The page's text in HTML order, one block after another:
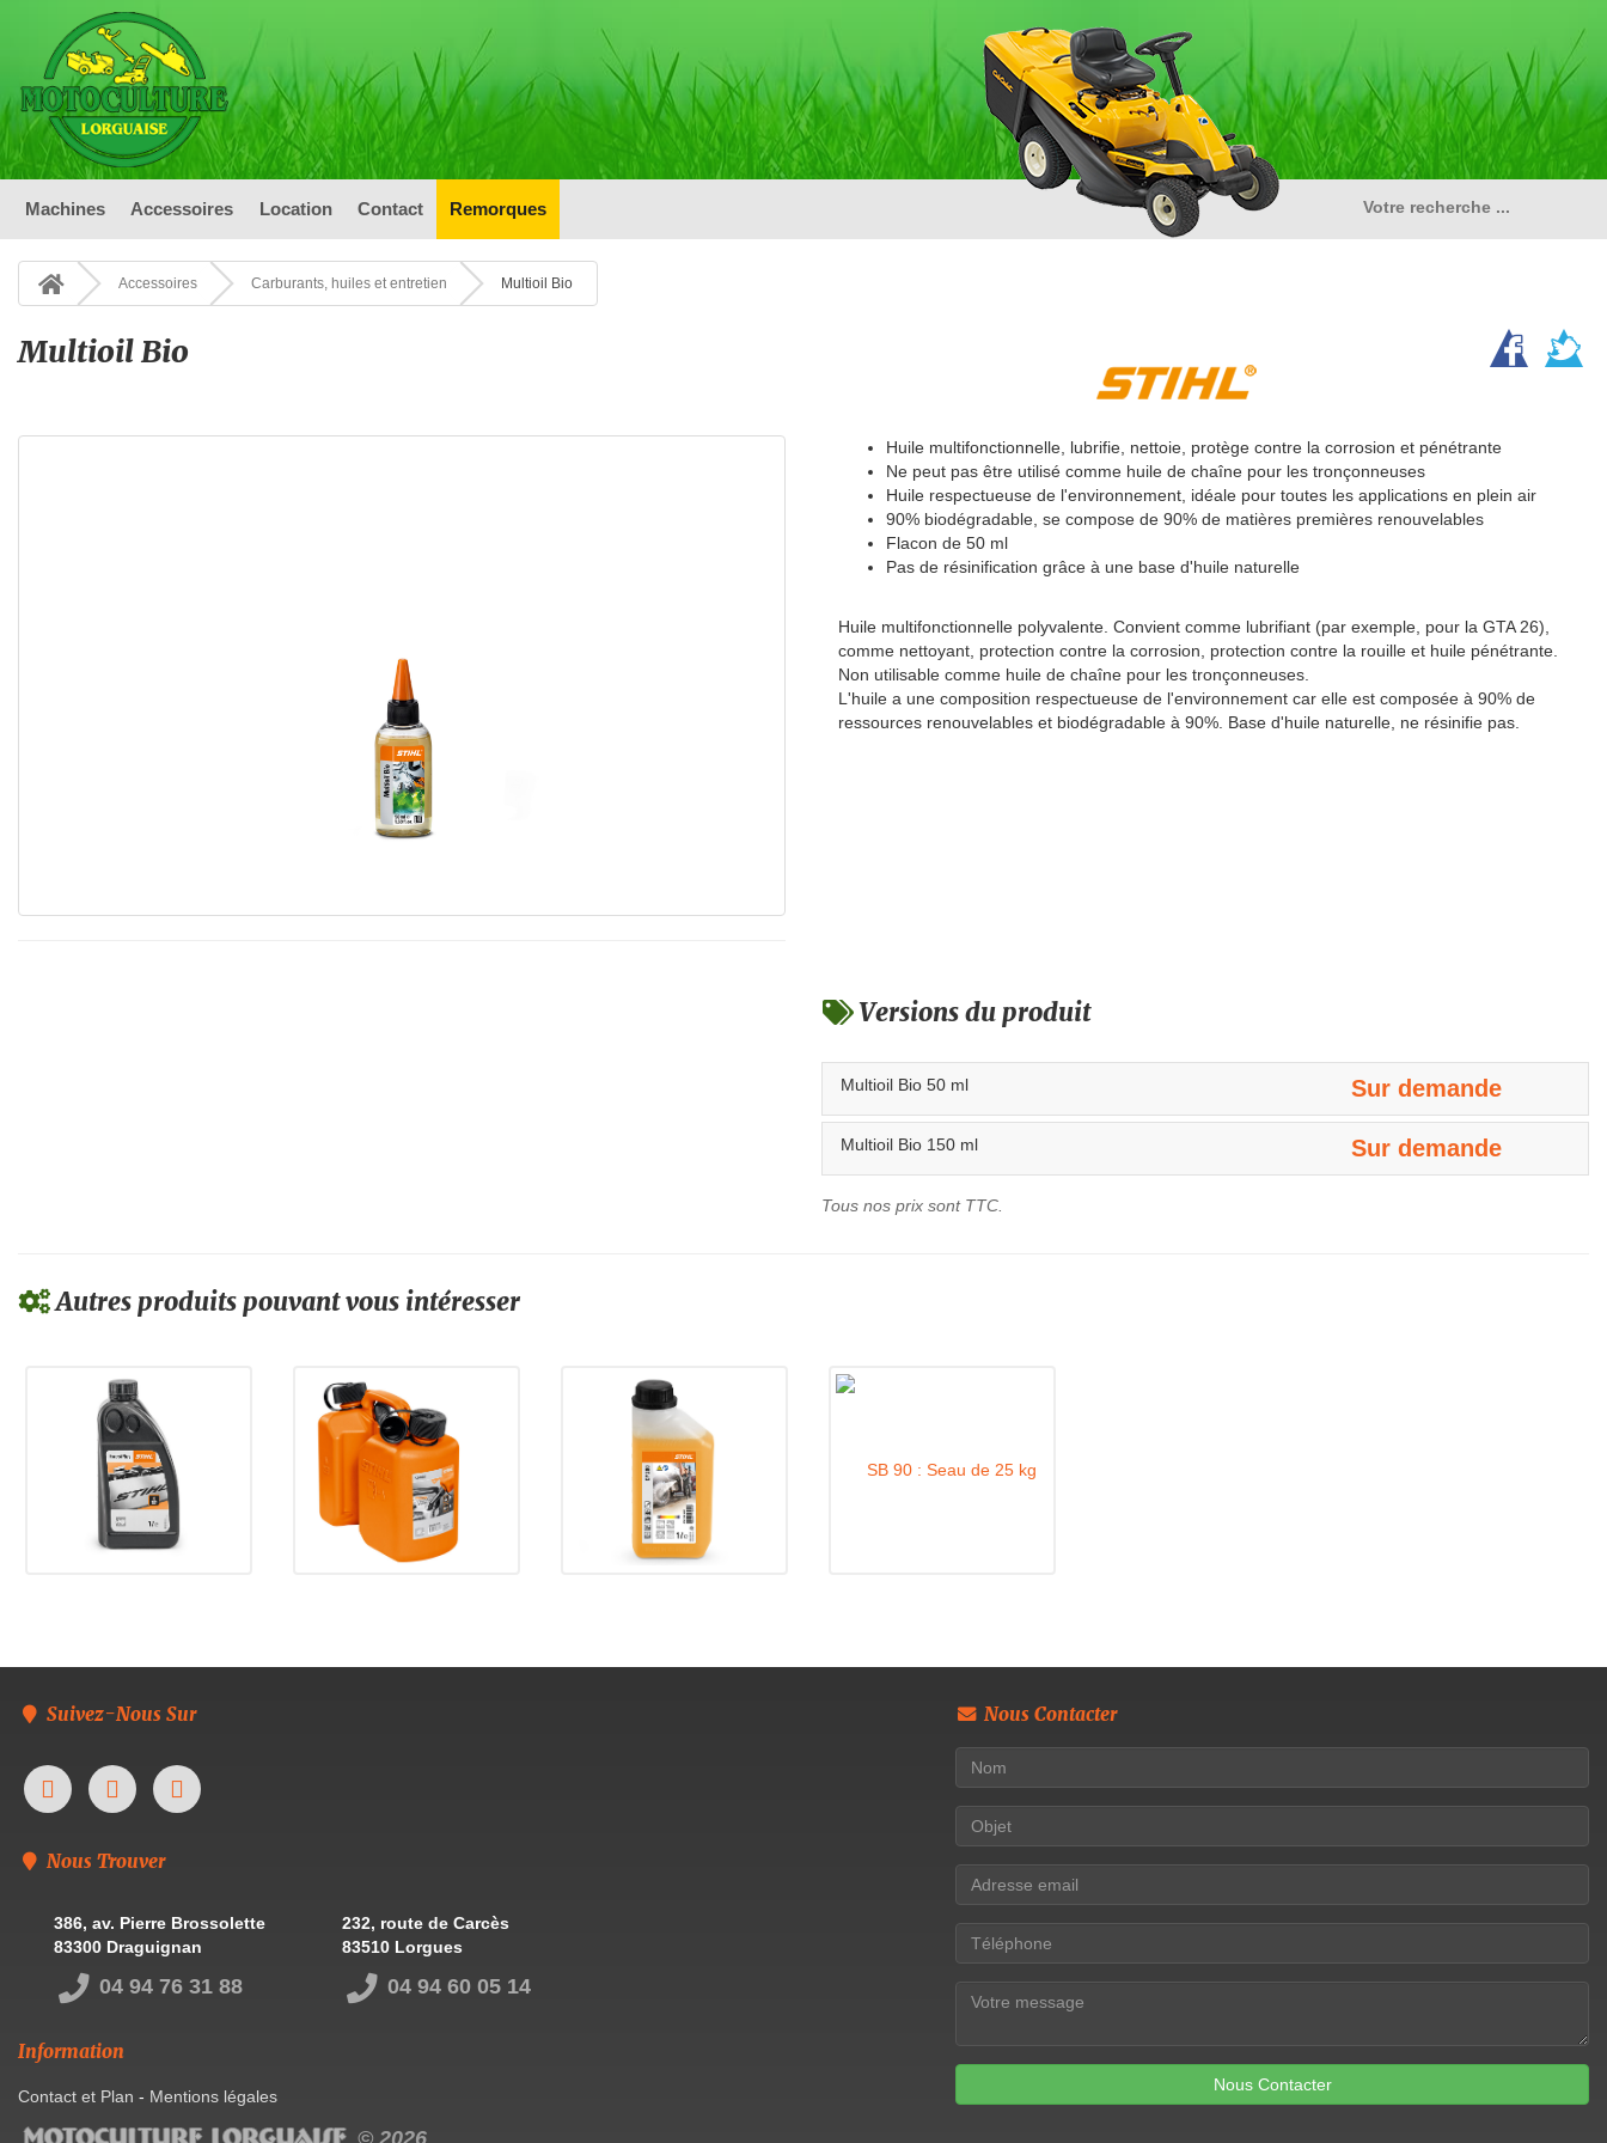
Machines Accessoires Location Contact Remorques
Accessoires Carburants, huiles et entretien Multioil Bio
Multioil Bio
Huile multifonctionnelle, lubrifie, nettoie, protège contre la corrosion et pénétrante
Ne peut pas être utilisé comme huile de chaîne pour les tronçonneuses
Huile respectueuse de l'environnement, idéale pour toutes les applications en plein air
90% biodégradable, se compose de 90% de matières premières renouvelables
Flacon de 50 ml
Pas de résinification grâce à une base d'huile naturelle
Huile multifonctionnelle polyvalente. Convient comme lubrifiant (par exemple, pour la GTA 26),
comme nettoyant, protection contre la corrosion, protection contre la rouille et huile pénétrante.
Non utilisable comme huile de chaîne pour les tronçonneuses.
L'huile a une composition respectueuse de l'environnement car elle est composée à 90% de
ressources renouvelables et biodégradable à 90%. Base d'huile naturelle, ne résinifie pas.
Versions du produit
Multioil Bio 50 ml Sur demande
Multioil Bio 150 ml Sur demande
Tous nos prix sont TTC.
Autres produits pouvant vous intéresser
Suivez-Nous Sur
Nous Trouver
386, av. Pierre Brossolette
83300 Draguignan
04 94 76 31 88
232, route de Carcès
83510 Lorgues
04 94 60 05 14
Information
Contact et Plan - Mentions légales
Nous Contacter
Nous Contacter
© 2026